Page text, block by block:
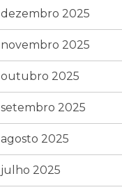
dezembro 2025
novembro 2025
outubro 2025
setembro 2025
agosto 2025
julho 2025